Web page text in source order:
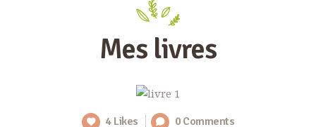
Mes livres
4 Likes 0 Comments